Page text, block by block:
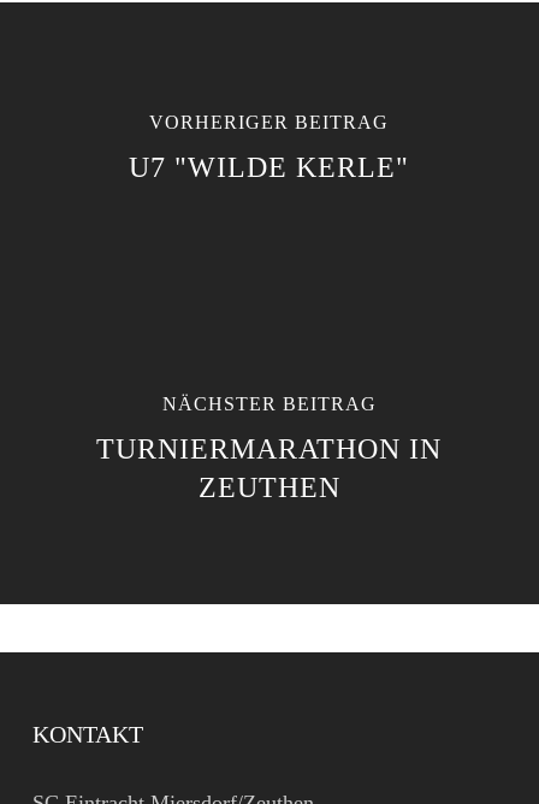
VORHERIGER BEITRAG
U7 "WILDE KERLE"
NÄCHSTER BEITRAG
TURNIERMARATHON IN
ZEUTHEN
KONTAKT